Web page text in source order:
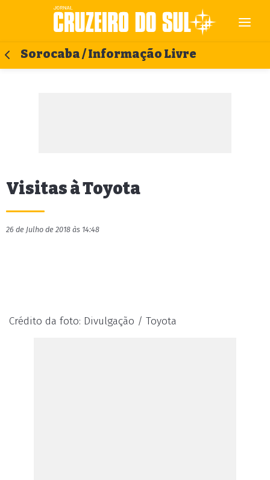
Sorocaba / Informação Livre
Visitas à Toyota
26 de Julho de 2018 às 14:48
Crédito da foto: Divulgação / Toyota